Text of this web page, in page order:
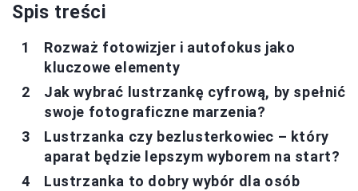
Spis treści
Rozważ fotowizjer i autofokus jako
kluczowe elementy
Jak wybrać lustrzankę cyfrową, by spełnić
swoje fotograficzne marzenia?
Lustrzanka czy bezlusterkowiec – który
aparat będzie lepszym wyborem na start?
Lustrzanka to dobry wybór dla osób